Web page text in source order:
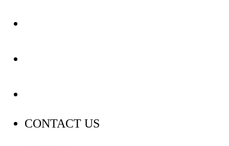
CONTACT US